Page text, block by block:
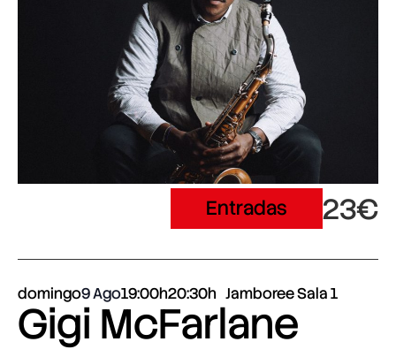
Entradas 23€
domingo9 Ago19:00h20:30h Jamboree Sala 1
Gigi McFarlane